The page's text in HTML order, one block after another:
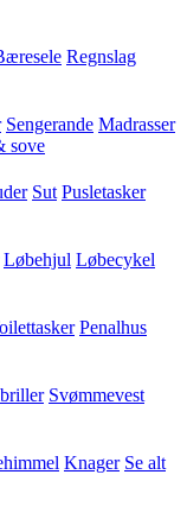
Regnslag
Sengerande Madrasser
sove
Sut Pusletasker
Løbehjul Løbecykel
Penalhus
Svømmevest
Knager Se alt